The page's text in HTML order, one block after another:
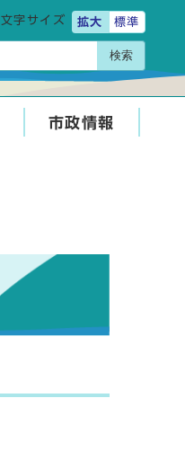
文字サイズ 拡大 標準
検索
市政情報